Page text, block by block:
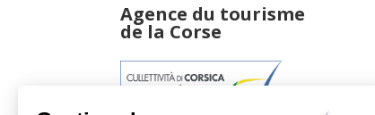
Agence du tourisme
de la Corse